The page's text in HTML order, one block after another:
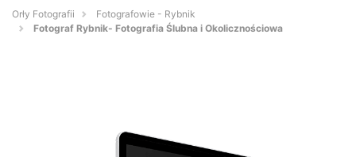
Orły Fotografii
Fotografowie - Rybnik
Fotograf Rybnik- Fotografia Ślubna i Okolicznościowa